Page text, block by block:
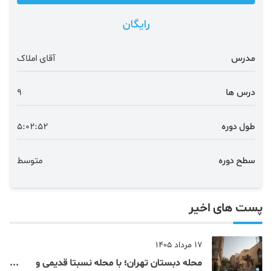
رایگان
مدرس آقای املاک
درس ها 9
طول دوره 5:02:52
سطح دوره متوسط
پست های اخیر
17 مرداد 1405
محله دبستان تهران؛ با محله نسبتا قدیمی و